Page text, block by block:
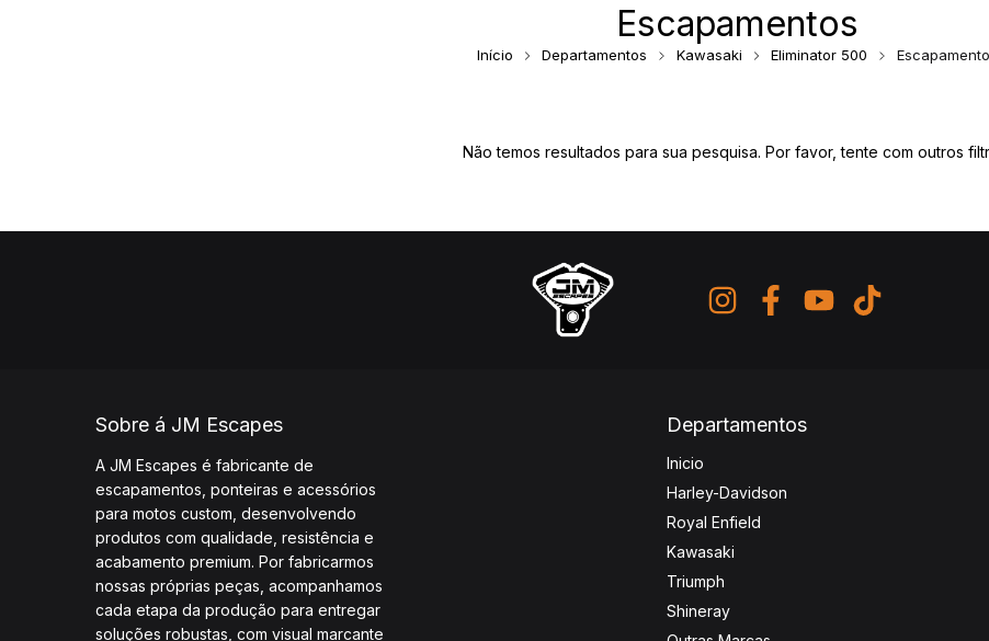
Escapamentos
Início Departamentos Kawasaki Eliminator 500
Não temos resultados para sua pesquisa. Por favor, tente com outros
Sobre á JM Escapes
A JM Escapes é fabricante de
escapamentos, ponteiras e acessórios
para motos custom, desenvolvendo
produtos com qualidade, resistência e
acabamento premium. Por fabricarmos
nossas próprias peças, acompanhamos
cada etapa da produção para entregar
soluções robustas, com visual marcante
Departamentos
Inicio
Harley-Davidson
Royal Enfield
Kawasaki
Triumph
Shineray